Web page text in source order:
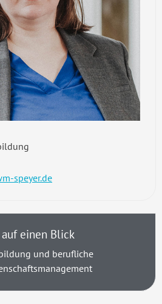
speyer.de
einen Blick
und berufliche